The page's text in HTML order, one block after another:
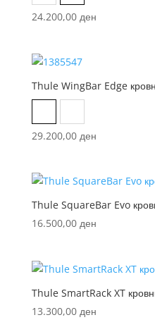
24.200,00 ден
Thule WingBar Edge
29.200,00 ден
Thule SquareBar Evo
16.500,00 ден
Thule SmartRack XT
13.300,00 ден